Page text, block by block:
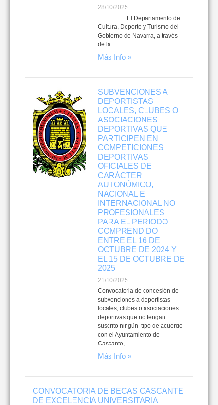
28/10/2025
El Departamento de
Cultura, Deporte y Turismo del
Gobierno de Navarra, a través
de la
Más Info »
SUBVENCIONES A
DEPORTISTAS
LOCALES, CLUBES O
ASOCIACIONES
DEPORTIVAS QUE
PARTICIPEN EN
COMPETICIONES
DEPORTIVAS
OFICIALES DE
CARÁCTER
AUTONÓMICO,
NACIONAL E
INTERNACIONAL NO
PROFESIONALES
PARA EL PERIODO
COMPRENDIDO
ENTRE EL 16 DE
OCTUBRE DE 2024 Y
EL 15 DE OCTUBRE DE
2025
21/10/2025
Convocatoria de concesión de
subvenciones a deportistas
locales, clubes o asociaciones
deportivas que no tengan
suscrito ningún tipo de acuerdo
con el Ayuntamiento de
Cascante,
Más Info »
CONVOCATORIA DE BECAS CASCANTE
DE EXCELENCIA UNIVERSITARIA